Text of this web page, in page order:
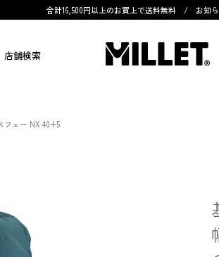
合計16,500円以上のお買上で送料無料 / お知
店舗検索
フェー NX 40+5